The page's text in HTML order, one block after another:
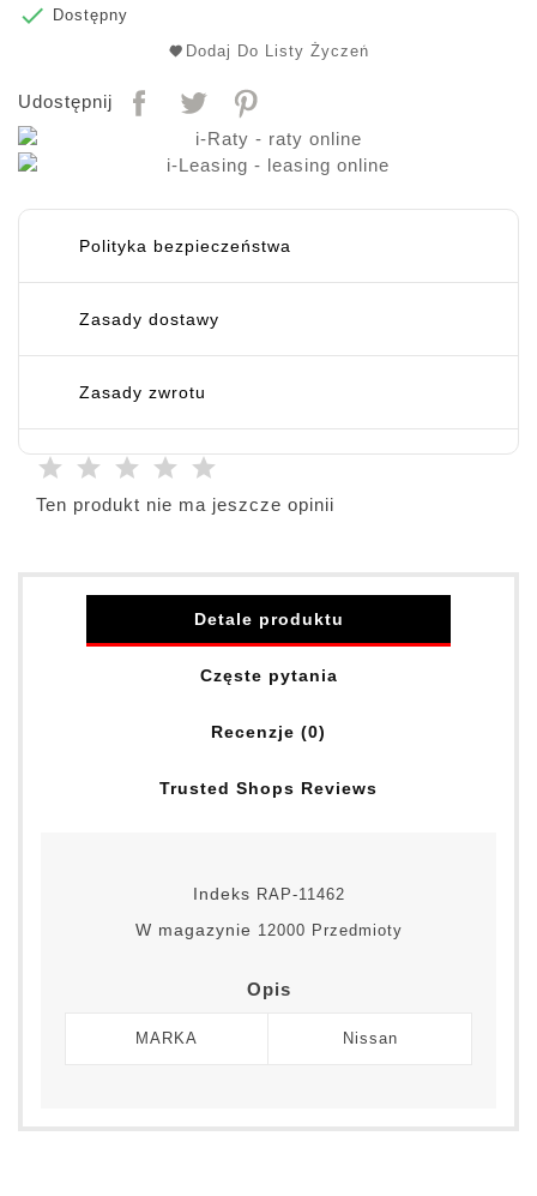

Dostępny
Dodaj Do Listy Życzeń
Udostępnij
Polityka bezpieczeństwa
Zasady dostawy
Zasady zwrotu
Ten produkt nie ma jeszcze opinii
Detale produktu
Częste pytania
Recenzje (0)
Trusted Shops Reviews
Indeks RAP-11462
W magazynie 12000 Przedmioty
Opis
MARKA Nissan